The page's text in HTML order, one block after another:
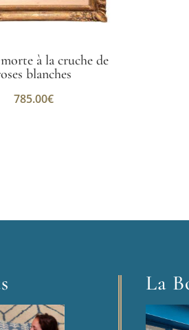
à la cruche de
blanches
785.00€
La